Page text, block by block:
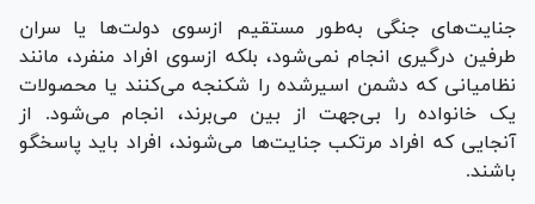
جنایت‌های جنگی به‌طور مستقیم ازسوی دولت‌ها یا سران
طرفین درگیری انجام نمی‌شود، بلکه ازسوی افراد منفرد، مانند
نظامیانی که دشمن اسیرشده را شکنجه می‌کنند یا محصولات
یک خانواده را بی‌جهت از بین می‌برند، انجام می‌شود. از
آنجایی که افراد مرتکب جنایت‌ها می‌شوند، افراد باید پاسخگو
باشند.